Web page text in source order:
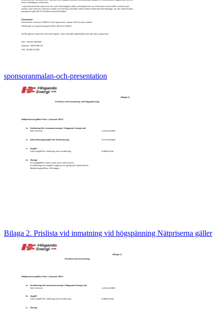
sponsoranmalan-och-presentation
Bilaga 2. Prislista vid inmatning vid högspänning Nätpriserna gäller